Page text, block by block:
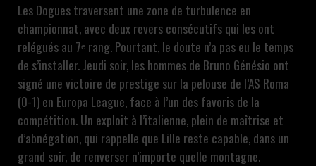
Les Dogues traversent une zone de turbulence en
championnat, avec deux revers consécutifs qui les ont
relégués au 7ᵉ rang. Pourtant, le doute n’a pas eu le temps
de s’installer. Jeudi soir, les hommes de Bruno Génésio ont
signé une victoire de prestige sur la pelouse de l’AS Roma
(0-1) en Europa League, face à l’un des favoris de la
compétition. Un exploit à l’italienne, plein de maîtrise et
d’abnégation, qui rappelle que Lille reste capable, dans un
grand soir, de renverser n’importe quelle montagne.